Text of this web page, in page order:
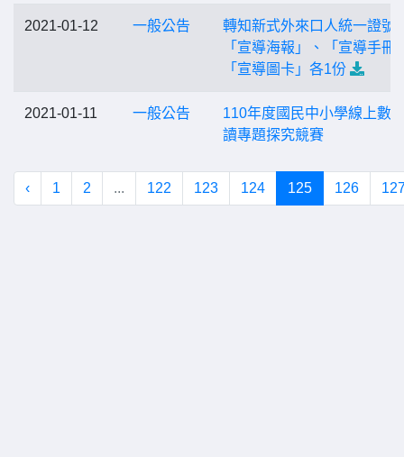
2021-01-12 一般公告
轉知新式外來口人統一證號
「宣導海報」、「宣導手冊
「宣導圖卡」各1份
2021-01-11 一般公告
110年度國民中小學線上數
讀專題探究競賽
‹ 1 2 ... 122 123 124 125 126